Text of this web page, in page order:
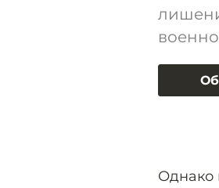
Однако